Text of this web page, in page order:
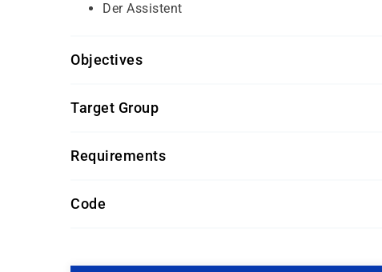
Der Assistent
Objectives
gute bis sehr gute Kenntnisse der Anwendung
Target Group
erstellen möchten.
Requirements
Software-Version nach Kundenwunsch
Code